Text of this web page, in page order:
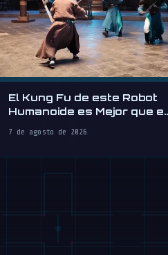
El Kung Fu de este Robot
Humanoide es Mejor que el
7 de agosto de 2026